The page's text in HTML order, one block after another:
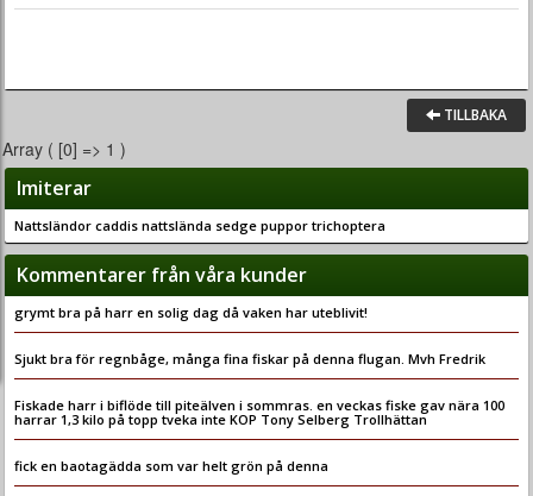
TILLBAKA
Array ( [0] => 1 )
Imiterar
Nattsländor caddis nattslända sedge puppor trichoptera
Kommentarer från våra kunder
grymt bra på harr en solig dag då vaken har uteblivit!
Sjukt bra för regnbåge, många fina fiskar på denna flugan. Mvh Fredrik
Fiskade harr i biflöde till piteälven i sommras. en veckas fiske gav nära 100
harrar 1,3 kilo på topp tveka inte KOP Tony Selberg Trollhättan
fick en baotagädda som var helt grön på denna